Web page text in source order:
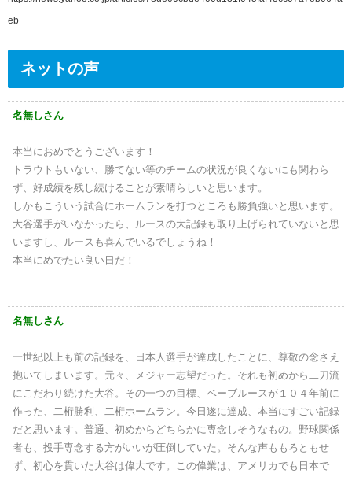
eb
ネットの声
名無しさん
本当におめでとうございます！
トラウトもいない、勝てない等のチームの状況が良くないにも関わら
ず、好成績を残し続けることが素晴らしいと思います。
しかもこういう試合にホームランを打つところも勝負強いと思います。
大谷選手がいなかったら、ルースの大記録も取り上げられていないと思
いますし、ルースも喜んでいるでしょうね！
本当にめでたい良い日だ！
名無しさん
一世紀以上も前の記録を、日本人選手が達成したことに、尊敬の念さえ
抱いてしまいます。元々、メジャー志望だった。それも初めから二刀流
にこだわり続けた大谷。その一つの目標、ベーブルースが１０４年前に
作った、二桁勝利、二桁ホームラン。今日遂に達成、本当にすごい記録
だと思います。普通、初めからどちらかに専念しそうなもの。野球関係
者も、投手専念する方がいいが圧倒していた。そんな声ももろともせ
ず、初心を貫いた大谷は偉大です。この偉業は、アメリカでも日本で